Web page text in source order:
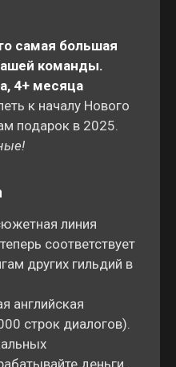
самая большая
команды.
4+ месяца
к началу Нового
подарок в 2025.
линия
соответствует
других гильдий в
английская
строк диалогов).
деньги,